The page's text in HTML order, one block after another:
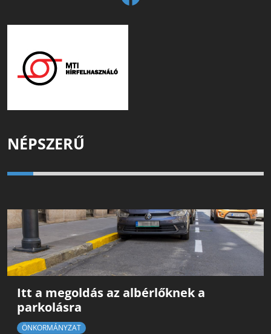
NÉPSZERŰ
Itt a megoldás az albérlőknek a
parkolásra
ÖNKORMÁNYZAT